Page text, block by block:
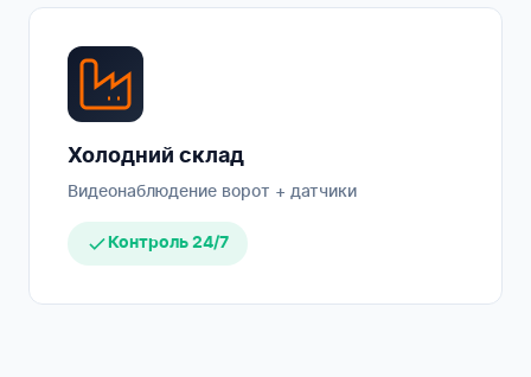
Холодний склад
Видеонаблюдение ворот + датчики
Контроль 24/7